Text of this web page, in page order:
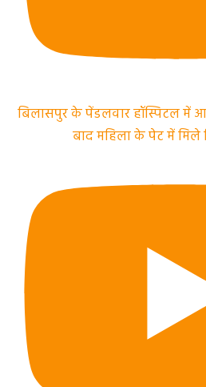
बिलासपुर के पेंडलवार हॉस्पिटल में
बाद महिला के पेट में